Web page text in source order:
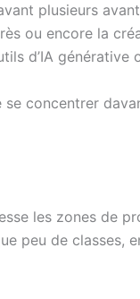
plusieurs
ou encore la
d’IA générative
concentrer
les zones de
peu de classes,